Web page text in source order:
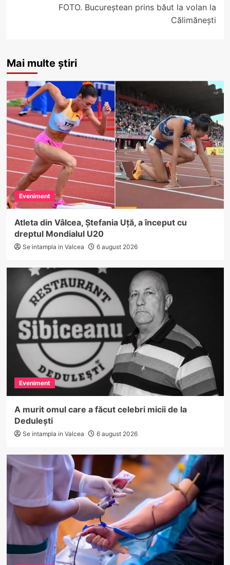
FOTO. Bucureștean prins băut la volan la
Călimănești
Mai multe știri
Eveniment
Atleta din Vâlcea, Ștefania Uță, a început cu
dreptul Mondialul U20
Se intampla in Valcea 6 august 2026
Eveniment
A murit omul care a făcut celebri micii de la
Dedulești
Se intampla in Valcea 6 august 2026